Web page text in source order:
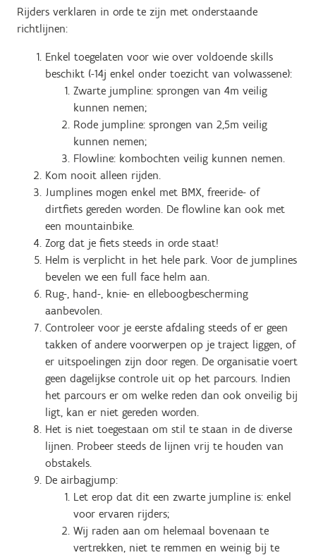
Rijders verklaren in orde te zijn met onderstaande
richtlijnen:
Enkel toegelaten voor wie over voldoende skills
beschikt (-14j enkel onder toezicht van volwassene):
Zwarte jumpline: sprongen van 4m veilig
kunnen nemen;
Rode jumpline: sprongen van 2,5m veilig
kunnen nemen;
Flowline: kombochten veilig kunnen nemen.
Kom nooit alleen rijden.
Jumplines mogen enkel met BMX, freeride- of
dirtfiets gereden worden. De flowline kan ook met
een mountainbike.
Zorg dat je fiets steeds in orde staat!
Helm is verplicht in het hele park. Voor de jumplines
bevelen we een full face helm aan.
Rug-, hand-, knie- en elleboogbescherming
aanbevolen.
Controleer voor je eerste afdaling steeds of er geen
takken of andere voorwerpen op je traject liggen, of
er uitspoelingen zijn door regen. De organisatie voert
geen dagelijkse controle uit op het parcours. Indien
het parcours er om welke reden dan ook onveilig bij
ligt, kan er niet gereden worden.
Het is niet toegestaan om stil te staan in de diverse
lijnen. Probeer steeds de lijnen vrij te houden van
obstakels.
De airbagjump:
Let erop dat dit een zwarte jumpline is: enkel
voor ervaren rijders;
Wij raden aan om helemaal bovenaan te
vertrekken, niet te remmen en weinig bij te